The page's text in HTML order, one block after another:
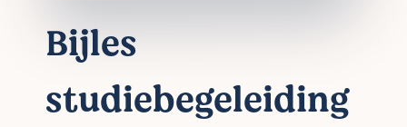
Bijles
studiebegeleiding